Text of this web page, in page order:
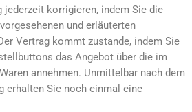
jederzeit korrigieren, indem Sie die
und erläuterten
Vertrag kommt zustande, indem Sie
das Angebot über die im
annehmen. Unmittelbar nach dem
erhalten Sie noch einmal eine